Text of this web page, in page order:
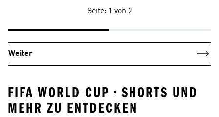
Seite: 1 von 2
Weiter
FIFA WORLD CUP • SHORTS UND
MEHR ZU ENTDECKEN